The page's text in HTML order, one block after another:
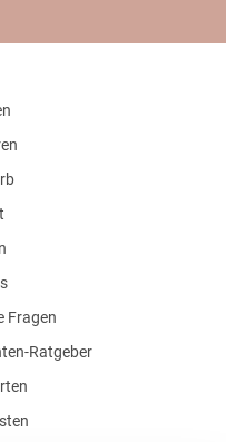
Fragen
Ratgeber